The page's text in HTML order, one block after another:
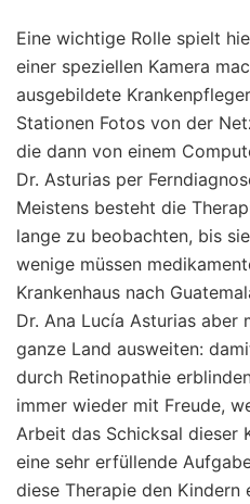
Eine wichtige Rolle spielt
einer speziellen Kamera
ausgebildete
Stationen Fotos von der
die dann von einem
Dr. Asturias per
Meistens besteht die
lange zu beobachten, bis
wenige müssen
Krankenhaus nach
Dr. Ana Lucía Asturias
ganze Land ausweiten:
durch Retinopathie
immer wieder mit Freude,
Arbeit das Schicksal dieser
eine sehr erfüllende
diese Therapie den Kindern